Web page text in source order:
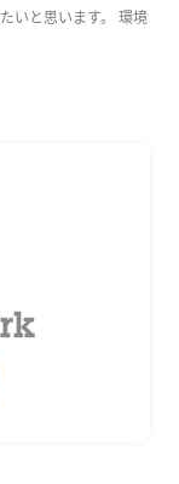
いと思います。 環境